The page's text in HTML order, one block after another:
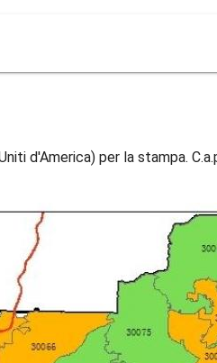
d'America) per la stampa.